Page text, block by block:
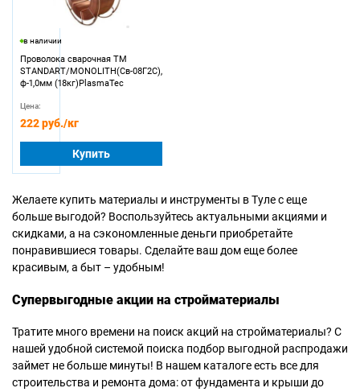
в наличии
Проволока сварочная TM
STANDART/MONOLITH(Св-08Г2С),
ф-1,0мм (18кг)PlasmaTec
Цена:
222 руб./кг
Купить
Желаете купить материалы и инструменты в Туле с еще
больше выгодой? Воспользуйтесь актуальными акциями и
скидками, а на сэкономленные деньги приобретайте
понравившиеся товары. Сделайте ваш дом еще более
красивым, а быт – удобным!
Супервыгодные акции на стройматериалы
Тратите много времени на поиск акций на стройматериалы? С
нашей удобной системой поиска подбор выгодной распродажи
займет не больше минуты! В нашем каталоге есть все для
строительства и ремонта дома: от фундамента и крыши до